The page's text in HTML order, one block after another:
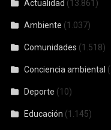
Actualidad (13.861)
Ambiente (1.037)
Comunidades (1.518)
Conciencia ambiental
Deporte (10)
Educación (1.145)